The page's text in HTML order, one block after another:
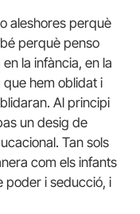
aleshores perquè
perquè penso
la infància, en la
que hem oblidat i
Al principi
un desig de
Tan sols
com els infants
poder i seducció, i